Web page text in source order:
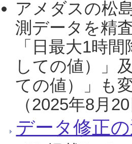
アメダスの松
測データを精
「日最大1時
しての値）」
ての値）」も
（2025年8月20
データ修正